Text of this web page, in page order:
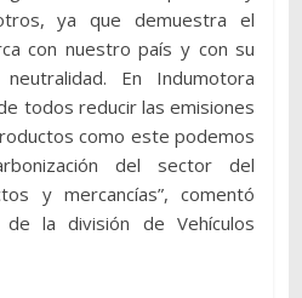
ya que demuestra el
con nuestro país y con su
En Indumotora
todos reducir las emisiones
como este podemos
del sector del
y mercancías”, comentó
de la división de Vehículos